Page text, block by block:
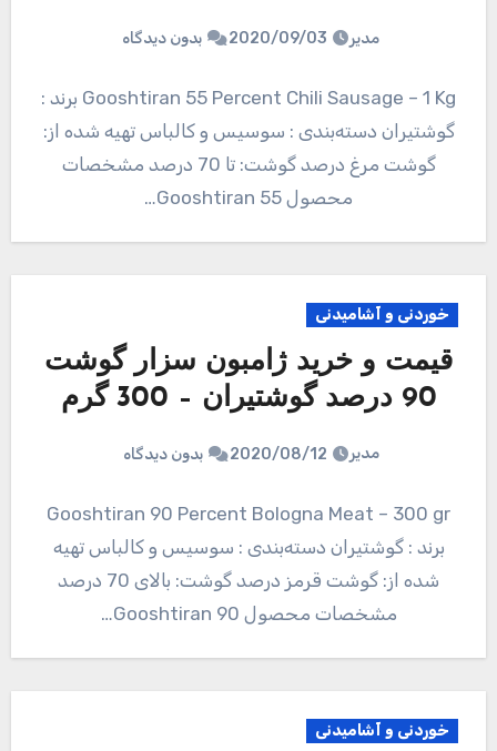
مدیر 2020/09/03 بدون دیدگاه
Gooshtiran 55 Percent Chili Sausage – 1 Kg برند :
گوشتیران دسته‌بندی : سوسیس و کالباس تهیه شده از:
گوشت مرغ درصد گوشت: تا 70 درصد مشخصات
محصول Gooshtiran 55…
خوردنی و آشامیدنی
قیمت و خرید ژامبون سزار گوشت
90 درصد گوشتیران – 300 گرم
مدیر 2020/08/12 بدون دیدگاه
Gooshtiran 90 Percent Bologna Meat – 300 gr
برند : گوشتیران دسته‌بندی : سوسیس و کالباس تهیه
شده از: گوشت قرمز درصد گوشت: بالای 70 درصد
مشخصات محصول Gooshtiran 90…
خوردنی و آشامیدنی